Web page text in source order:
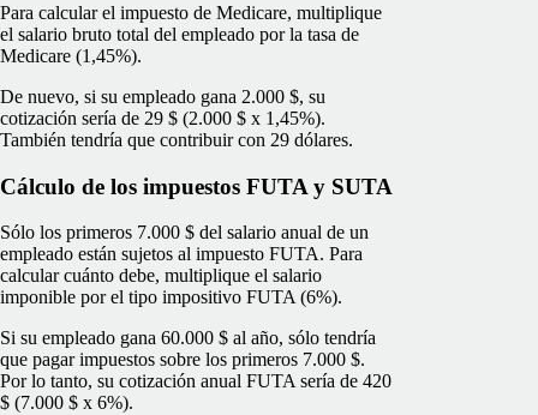
Para calcular el impuesto de Medicare, multiplique
el salario bruto total del empleado por la tasa de
Medicare (1,45%).
De nuevo, si su empleado gana 2.000 $, su
cotización sería de 29 $ (2.000 $ x 1,45%).
También tendría que contribuir con 29 dólares.
Cálculo de los impuestos FUTA y SUTA
Sólo los primeros 7.000 $ del salario anual de un
empleado están sujetos al impuesto FUTA. Para
calcular cuánto debe, multiplique el salario
imponible por el tipo impositivo FUTA (6%).
Si su empleado gana 60.000 $ al año, sólo tendría
que pagar impuestos sobre los primeros 7.000 $.
Por lo tanto, su cotización anual FUTA sería de 420
$ (7.000 $ x 6%).